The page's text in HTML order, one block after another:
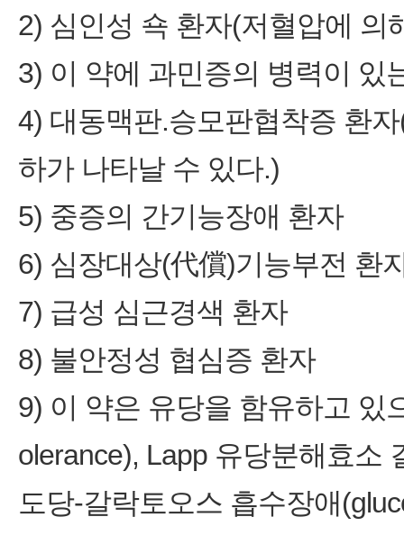
2) 심인성 쇽 환자(저혈압에 의
3) 이 약에 과민증의 병력이 있
4) 대동맥판.승모판협착증 환
하가 나타날 수 있다.)
5) 중증의 간기능장애 환자
6) 심장대상(代償)기능부전 환
7) 급성 심근경색 환자
8) 불안정성 협심증 환자
9) 이 약은 유당을 함유하고 있
olerance), Lapp 유당분해효소
도당-갈락토오스 흡수장애